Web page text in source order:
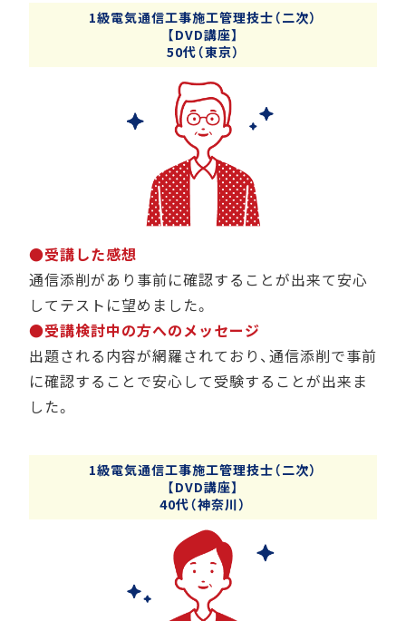
1級電気通信工事施工管理技士（二次）
【DVD講座】
50代（東京）
●受講した感想
通信添削があり事前に確認することが出来て安心
してテストに望めました。
●受講検討中の方へのメッセージ
出題される内容が網羅されており、通信添削で事前
に確認することで安心して受験することが出来ま
した。
1級電気通信工事施工管理技士（二次）
【DVD講座】
40代（神奈川）